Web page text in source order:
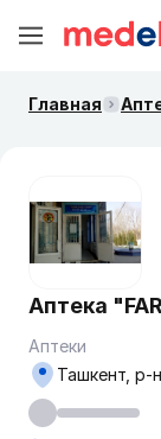
Главная
Аптека
Аптеки
Ташкент, р-